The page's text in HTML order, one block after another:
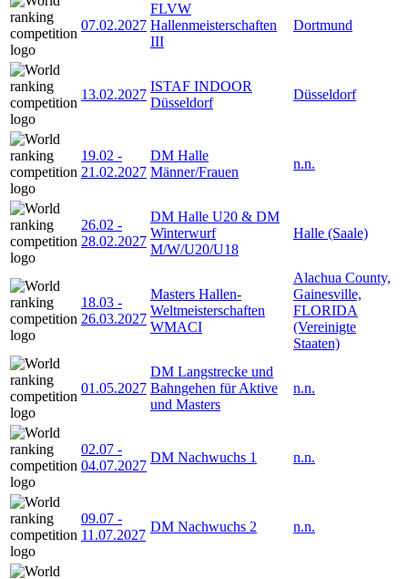
07.02.2027
FLVW
Hallenmeisterschaften
III
Dortmund
13.02.2027
ISTAF INDOOR
Düsseldorf
Düsseldorf
19.02 -
21.02.2027
DM Halle
Männer/Frauen
n.n.
26.02 -
28.02.2027
DM Halle U20 & DM
Winterwurf
M/W/U20/U18
Halle (Saale)
18.03 -
26.03.2027
Masters Hallen-
Weltmeisterschaften
WMACI
Alachua County,
Gainesville,
FLORIDA
(Vereinigte
Staaten)
01.05.2027
DM Langstrecke und
Bahngehen für Aktive
und Masters
n.n.
02.07 -
04.07.2027
DM Nachwuchs 1 n.n.
09.07 -
11.07.2027
DM Nachwuchs 2 n.n.